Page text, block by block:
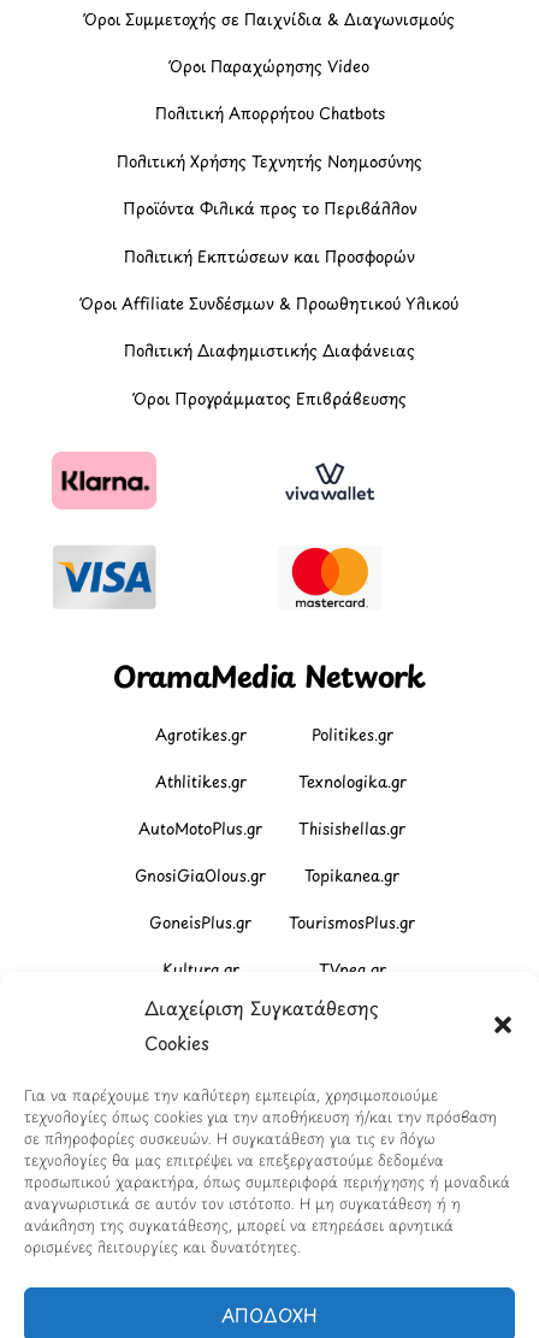
Διαχείριση Συγκατάθεσης
Cookies
Για να παρέχουμε την καλύτερη εμπειρία, χρησιμοποιούμε
τεχνολογίες όπως cookies για την αποθήκευση ή/και την πρόσβαση
σε πληροφορίες συσκευών. Η συγκατάθεση για τις εν λόγω
τεχνολογίες θα μας επιτρέψει να επεξεργαστούμε δεδομένα
προσωπικού χαρακτήρα, όπως συμπεριφορά περιήγησης ή μοναδικά
αναγνωριστικά σε αυτόν τον ιστότοπο. Η μη συγκατάθεση ή η
ανάκληση της συγκατάθεσης, μπορεί να επηρεάσει αρνητικά
ορισμένες λειτουργίες και δυνατότητες.
ΑΠΟΔΟΧΗ
Όροι Συμμετοχής σε Παιχνίδια & Διαγωνισμούς
Όροι Παραχώρησης Video
Πολιτική Απορρήτου Chatbots
Πολιτική Χρήσης Τεχνητής Νοημοσύνης
Προϊόντα Φιλικά προς το Περιβάλλον
Πολιτική Εκπτώσεων και Προσφορών
Όροι Affiliate Συνδέσμων & Προωθητικού Υλικού
Πολιτική Διαφημιστικής Διαφάνειας
Όροι Προγράμματος Επιβράβευσης
OramaMedia Network
Agrotikes.gr Politikes.gr
Athlitikes.gr Texnologika.gr
AutoMotoPlus.gr Thisishellas.gr
GnosiGiaOlous.gr Topikanea.gr
GoneisPlus.gr TourismosPlus.gr
Kultura.gr TVnea.gr
Loatki.gr Upnow.gr
ModernaGynaika.gr Xristianika.gr
OikonomiaPlus.gr ZoumeKalytera.gr
Oikotropia.gr ZoumeSpiti.gr
Perepet.gr
Orama Group(Orama Group Μ.Ι.Κ.Ε.) |